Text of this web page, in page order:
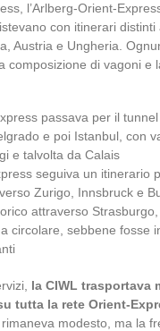
l’Arlberg-Orient-
con itinerari distinti
Austria e Ungheria.
composizione di vagoni e
passava per il
e poi Istanbul, con
e talvolta da Calais
seguiva un itinerario
Zurigo, Innsbruck e
attraverso
circolare, sebbene fosse
la CIWL trasportava
tutta la rete Orient-
modesto, ma la